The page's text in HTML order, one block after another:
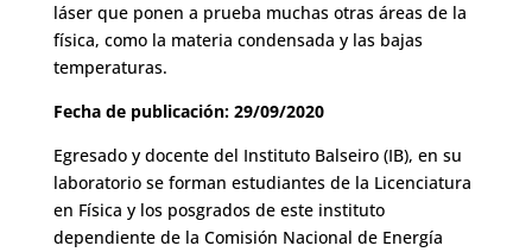
láser que ponen a prueba muchas otras áreas de la
física, como la materia condensada y las bajas
temperaturas.
Fecha de publicación: 29/09/2020
Egresado y docente del Instituto Balseiro (IB), en su
laboratorio se forman estudiantes de la Licenciatura
en Física y los posgrados de este instituto
dependiente de la Comisión Nacional de Energía